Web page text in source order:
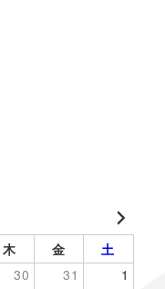
木 金
土
30 31 1